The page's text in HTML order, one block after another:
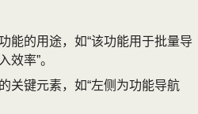
能的用途，如“该功能用于批量导
效率”。
关键元素，如“左侧为功能导航